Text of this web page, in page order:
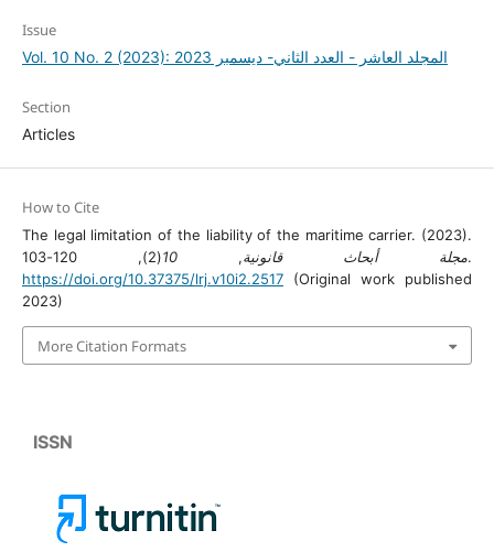
Issue
Vol. 10 No. 2 (2023): المجلد العاشر - العدد الثاني- ديسمبر 2023
Section
Articles
How to Cite
The legal limitation of the liability of the maritime carrier. (2023).
مجلة أبحاث قانونية,
10
(2), 120-103.
https://doi.org/10.37375/lrj.v10i2.2517(Original work published
2023)
More Citation Formats
ISSN